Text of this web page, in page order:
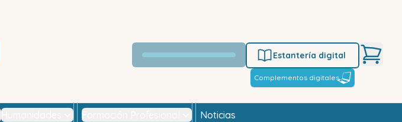
Estantería digital
Complementos digitales
Noticias